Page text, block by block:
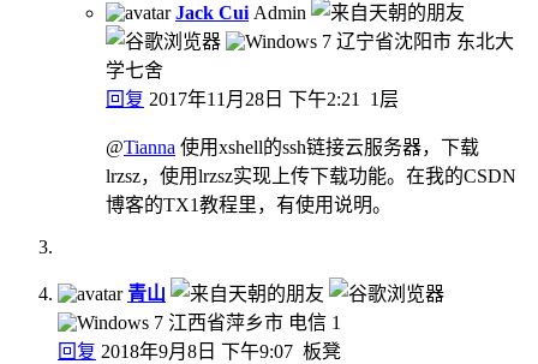
Jack Cui Admin
辽宁省沈阳市 东北大
学七舍
回复 2017年11月28日 下午2:21 1层
@Tianna 使用xshell的ssh链接云服务器，下载
lrzsz，使用lrzsz实现上传下载功能。在我的CSDN
博客的TX1教程里，有使用说明。
青山
江西省萍乡市 电信 1
回复 2018年9月8日 下午9:07 板凳